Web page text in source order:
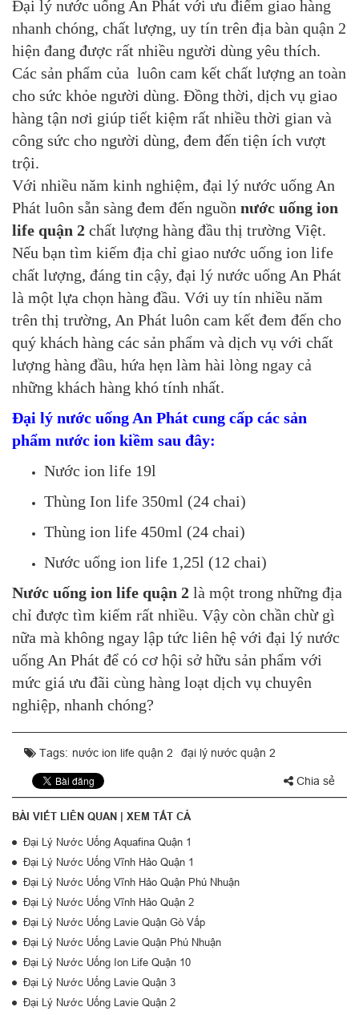
Đại lý nước uống An Phát với ưu điểm giao hàng
nhanh chóng, chất lượng, uy tín trên địa bàn quận 2
hiện đang được rất nhiều người dùng yêu thích.
Các sản phẩm của luôn cam kết chất lượng an toàn
cho sức khỏe người dùng. Đồng thời, dịch vụ giao
hàng tận nơi giúp tiết kiệm rất nhiều thời gian và
công sức cho người dùng, đem đến tiện ích vượt
trội.
Với nhiều năm kinh nghiệm, đại lý nước uống An
Phát luôn sẵn sàng đem đến nguồn nước uống ion
life quận 2 chất lượng hàng đầu thị trường Việt.
Nếu bạn tìm kiếm địa chỉ giao nước uống ion life
chất lượng, đáng tin cậy, đại lý nước uống An Phát
là một lựa chọn hàng đầu. Với uy tín nhiều năm
trên thị trường, An Phát luôn cam kết đem đến cho
quý khách hàng các sản phẩm và dịch vụ với chất
lượng hàng đầu, hứa hẹn làm hài lòng ngay cả
những khách hàng khó tính nhất.
Đại lý nước uống An Phát cung cấp các sản
phẩm nước ion kiềm sau đây:
Nước ion life 19l
Thùng Ion life 350ml (24 chai)
Thùng ion life 450ml (24 chai)
Nước uống ion life 1,25l (12 chai)
Nước uống ion life quận 2 là một trong những địa
chỉ được tìm kiếm rất nhiều. Vậy còn chần chừ gì
nữa mà không ngay lập tức liên hệ với đại lý nước
uống An Phát để có cơ hội sở hữu sản phẩm với
mức giá ưu đãi cùng hàng loạt dịch vụ chuyên
nghiệp, nhanh chóng?
Tags: nước ion life quận 2 đại lý nước quận 2
Chia sẻ
BÀI VIẾT LIÊN QUAN | XEM TẤT CẢ
Đại Lý Nước Uống Aquafina Quận 1
Đại Lý Nước Uống Vĩnh Hảo Quận 1
Đại Lý Nước Uống Vĩnh Hảo Quận Phú Nhuận
Đại Lý Nước Uống Vĩnh Hảo Quận 2
Đại Lý Nước Uống Lavie Quận Gò Vấp
Đại Lý Nước Uống Lavie Quận Phú Nhuận
Đại Lý Nước Uống Ion Life Quận 10
Đại Lý Nước Uống Lavie Quận 3
Đại Lý Nước Uống Lavie Quận 2